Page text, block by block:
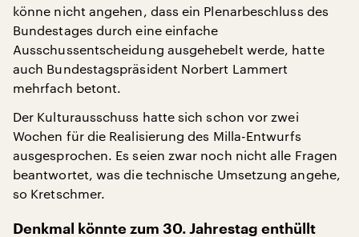
könne nicht angehen, dass ein Plenarbeschluss des
Bundestages durch eine einfache
Ausschussentscheidung ausgehebelt werde, hatte
auch Bundestagspräsident Norbert Lammert
mehrfach betont.
Der Kulturausschuss hatte sich schon vor zwei
Wochen für die Realisierung des Milla-Entwurfs
ausgesprochen. Es seien zwar noch nicht alle Fragen
beantwortet, was die technische Umsetzung angehe,
so Kretschmer.
Denkmal könnte zum 30. Jahrestag enthüllt